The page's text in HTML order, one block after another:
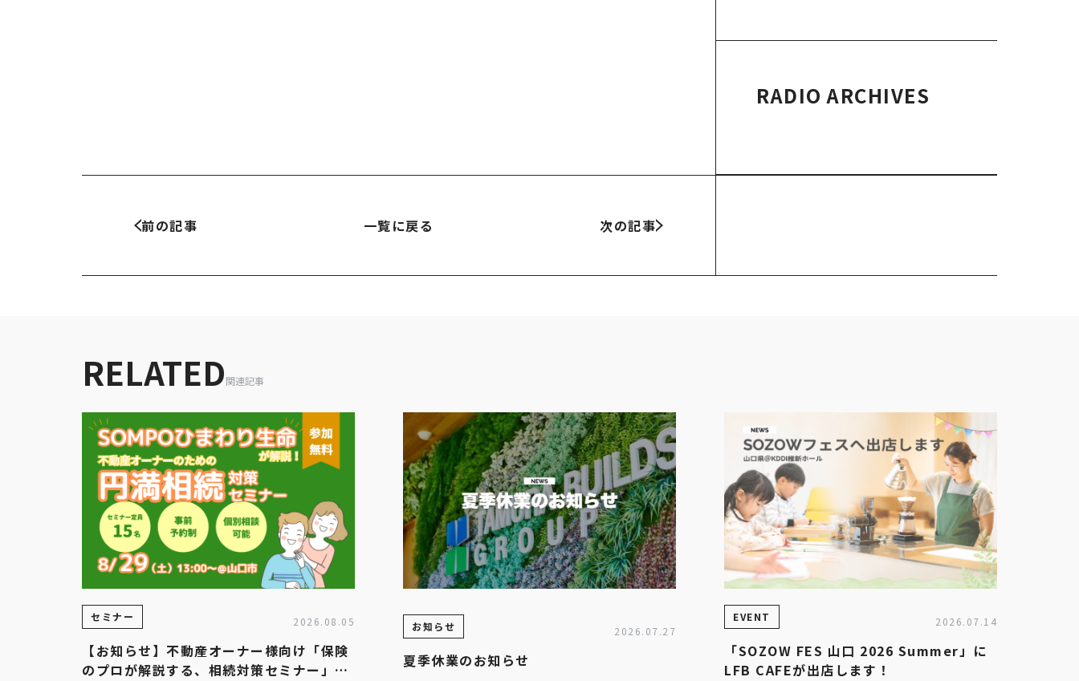
カスタマーハラスメントに対する基本方針
お問い合わせ
専用請求書
グループ各社概要
TAMURA MEDIA
RADIO ARCHIVES
前の記事 一覧に戻る 次の記事
RELATED関連記事
セミナー 2026.08.05
【お知らせ】不動産オーナー様向け「保険
のプロが解説する、相続対策セミナー」を
お知らせ 2026.07.27
夏季休業のお知らせ
EVENT 2026.07.14
「SOZOW FES 山口 2026 Summer」に
LFB CAFEが出店します！